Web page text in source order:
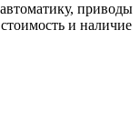
приводы
и наличие